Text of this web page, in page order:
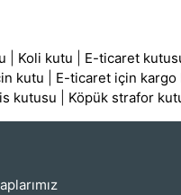
Koli kutu E-ticaret
kutu
E-ticaret için kargo
kutusu
Köpük strafor